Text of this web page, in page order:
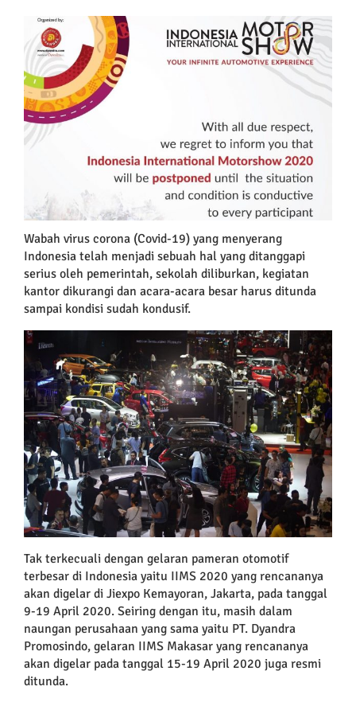
View
Larger
Image
Wabah virus corona (Covid-19) yang menyerang
Indonesia telah menjadi sebuah hal yang ditanggapi
serius oleh pemerintah, sekolah diliburkan, kegiatan
kantor dikurangi dan acara-acara besar harus ditunda
sampai kondisi sudah kondusif.
Tak terkecuali dengan gelaran pameran otomotif
terbesar di Indonesia yaitu IIMS 2020 yang rencananya
akan digelar di Jiexpo Kemayoran, Jakarta, pada tanggal
9-19 April 2020. Seiring dengan itu, masih dalam
naungan perusahaan yang sama yaitu PT. Dyandra
Promosindo, gelaran IIMS Makasar yang rencananya
akan digelar pada tanggal 15-19 April 2020 juga resmi
ditunda.